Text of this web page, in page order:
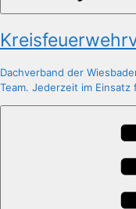
Dachverband der
Team. Jederzeit im Einsatz